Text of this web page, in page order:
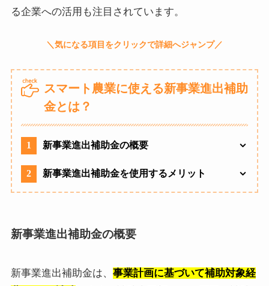
る企業への活用も注目されています。
スマート農業に使える新事業進出補助
金とは？
1 新事業進出補助金の概要
2 新事業進出補助金を使用するメリット
新事業進出補助金の概要
新事業進出補助金は、 事業計画に基づいて補助対象経